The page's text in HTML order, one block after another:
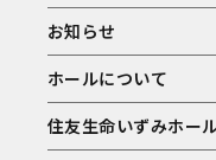
お知らせ
ホールについて
住友生命いずみホー